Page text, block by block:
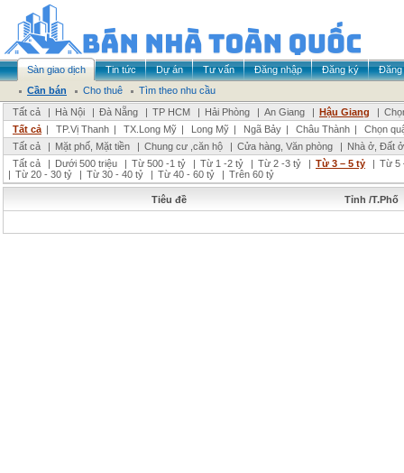
Sàn giao dịch Tin tức Dự án Tư vấn Đăng nhập Đăng ký
Đăng
Cần bán
Cho thuê
Tìm theo nhu cầu
Tất cả
| Hà Nội | Đà Nẵng | TP HCM | Hải Phòng | An Giang | Hậu Giang |
Tất cả | TP.Vị Thanh | TX.Long Mỹ | Long Mỹ | Ngã Bảy | Châu Thành |
Chọn
Tất cả
| Mặt phố, Mặt tiền | Chung cư ,căn hộ | Cửa hàng, Văn phòng | Nhà ở, Đất ở
Tất cả
| Dưới 500 triệu | Từ 500 -1 tỷ | Từ 1 -2 tỷ | Từ 2 -3 tỷ | Từ 3 – 5 tỷ | Từ 5
| Từ 20 - 30 tỷ | Từ 30 - 40 tỷ | Từ 40 - 60 tỷ | Trên 60 tỷ
Tiêu đề Tỉnh /T.Phố